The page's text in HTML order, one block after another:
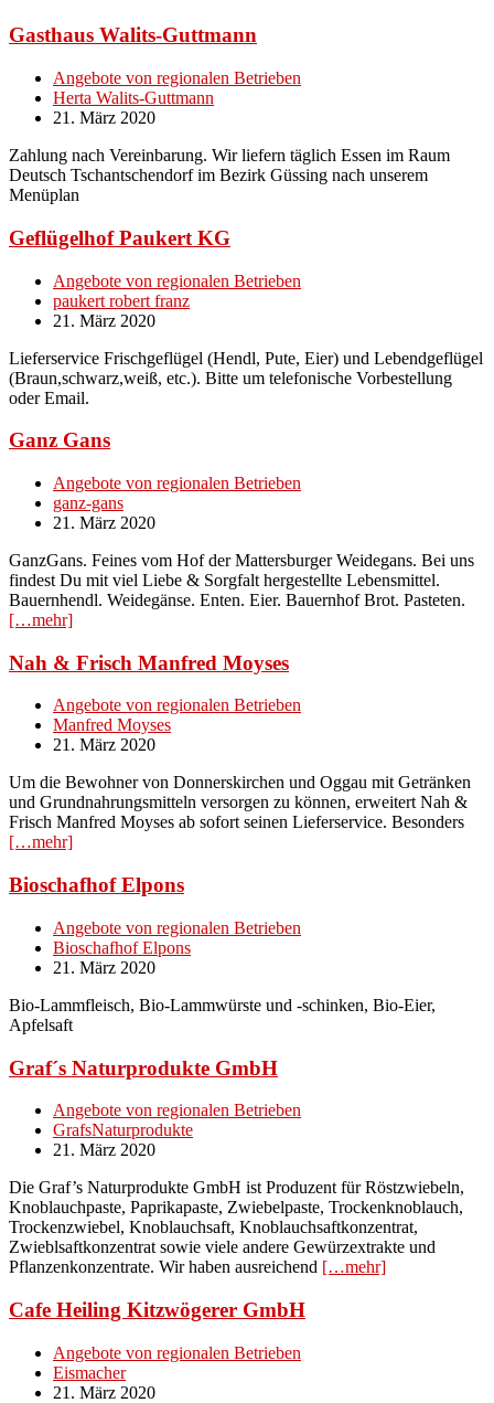
Gasthaus Walits-Guttmann
Angebote von regionalen Betrieben
Herta Walits-Guttmann
21. März 2020
Zahlung nach Vereinbarung. Wir liefern täglich Essen im Raum
Deutsch Tschantschendorf im Bezirk Güssing nach unserem
Menüplan
Geflügelhof Paukert KG
Angebote von regionalen Betrieben
paukert robert franz
21. März 2020
Lieferservice Frischgeflügel (Hendl, Pute, Eier) und Lebendgeflügel
(Braun,schwarz,weiß, etc.). Bitte um telefonische Vorbestellung
oder Email.
Ganz Gans
Angebote von regionalen Betrieben
ganz-gans
21. März 2020
GanzGans. Feines vom Hof der Mattersburger Weidegans. Bei uns
findest Du mit viel Liebe & Sorgfalt hergestellte Lebensmittel.
Bauernhendl. Weidegänse. Enten. Eier. Bauernhof Brot. Pasteten.
[…mehr]
Nah & Frisch Manfred Moyses
Angebote von regionalen Betrieben
Manfred Moyses
21. März 2020
Um die Bewohner von Donnerskirchen und Oggau mit Getränken
und Grundnahrungsmitteln versorgen zu können, erweitert Nah &
Frisch Manfred Moyses ab sofort seinen Lieferservice. Besonders
[…mehr]
Bioschafhof Elpons
Angebote von regionalen Betrieben
Bioschafhof Elpons
21. März 2020
Bio-Lammfleisch, Bio-Lammwürste und -schinken, Bio-Eier,
Apfelsaft
Graf´s Naturprodukte GmbH
Angebote von regionalen Betrieben
GrafsNaturprodukte
21. März 2020
Die Graf’s Naturprodukte GmbH ist Produzent für Röstzwiebeln,
Knoblauchpaste, Paprikapaste, Zwiebelpaste, Trockenknoblauch,
Trockenzwiebel, Knoblauchsaft, Knoblauchsaftkonzentrat,
Zwieblsaftkonzentrat sowie viele andere Gewürzextrakte und
Pflanzenkonzentrate. Wir haben ausreichend […mehr]
Cafe Heiling Kitzwögerer GmbH
Angebote von regionalen Betrieben
Eismacher
21. März 2020